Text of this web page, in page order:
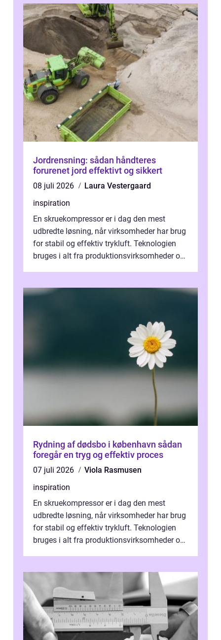
Jordrensning: sådan håndteres
forurenet jord effektivt og sikkert
08 juli 2026
Laura Vestergaard
inspiration
En skruekompressor er i dag den mest
udbredte løsning, når virksomheder har brug
for stabil og effektiv trykluft. Teknologien
bruges i alt fra produktionsvirksomheder og
Rydning af dødsbo i københavn sådan
foregår en tryg og effektiv proces
07 juli 2026
Viola Rasmusen
inspiration
En skruekompressor er i dag den mest
udbredte løsning, når virksomheder har brug
for stabil og effektiv trykluft. Teknologien
bruges i alt fra produktionsvirksomheder og